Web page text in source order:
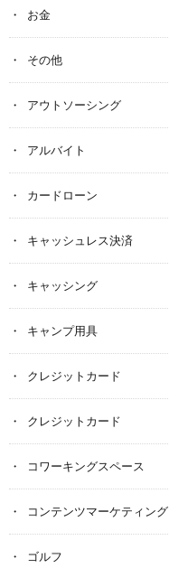
お金
その他
アウトソーシング
アルバイト
カードローン
キャッシュレス決済
キャッシング
キャンプ用具
クレジットカード
クレジットカード
コワーキングスペース
コンテンツマーケティング
ゴルフ